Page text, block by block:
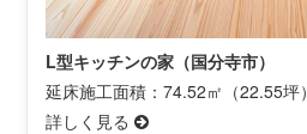
L型キッチンの家（国分寺市）
延床施工面積：74.52㎡（22.55坪）
詳しく見る